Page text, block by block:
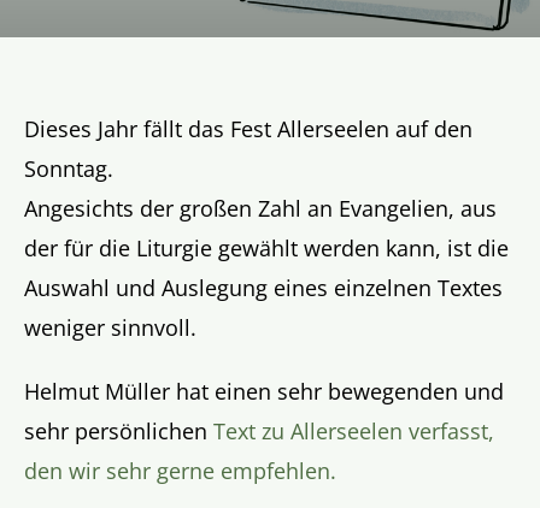
Dieses Jahr fällt das Fest Allerseelen auf den
Sonntag.
Angesichts der großen Zahl an Evangelien, aus
der für die Liturgie gewählt werden kann, ist die
Auswahl und Auslegung eines einzelnen Textes
weniger sinnvoll.
Helmut Müller hat einen sehr bewegenden und
sehr persönlichen Text zu Allerseelen verfasst,
den wir sehr gerne empfehlen.